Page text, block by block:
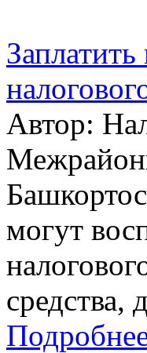
Автор:
могут
средства,